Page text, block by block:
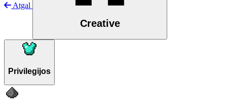
Atgal
Creative
Privilegijos